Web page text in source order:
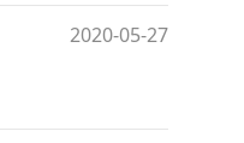
2020-05-27